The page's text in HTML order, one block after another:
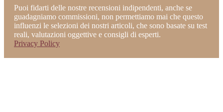
Puoi fidarti delle nostre recensioni indipendenti, anche se
guadagniamo commissioni, non permettiamo mai che questo
influenzi le selezioni dei nostri articoli, che sono basate su test
reali, valutazioni oggettive e consigli di esperti.
Privacy Policy